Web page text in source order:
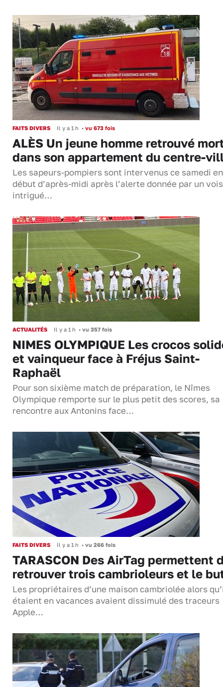
FAITS DIVERS Il y a 1 h • vu 673 fois
ALÈS Un jeune homme retrouvé
dans son appartement du centre-
Les sapeurs-pompiers sont intervenus ce samedi en
début d’après-midi après l’alerte donnée par un
intrigué…
ACTUALITÉS Il y a 1 h • vu 357 fois
NIMES OLYMPIQUE Les crocos
et vainqueur face à Fréjus Saint-
Raphaël
Pour son sixième match de préparation, le Nîmes
Olympique remporte sur le plus petit des scores, sa
rencontre aux Antonins face…
FAITS DIVERS Il y a 1 h • vu 266 fois
TARASCON Des AirTag permettent
retrouver trois cambrioleurs et le
Les propriétaires d’une maison cambriolée alors
étaient en vacances avaient dissimulé des traceurs
Apple…